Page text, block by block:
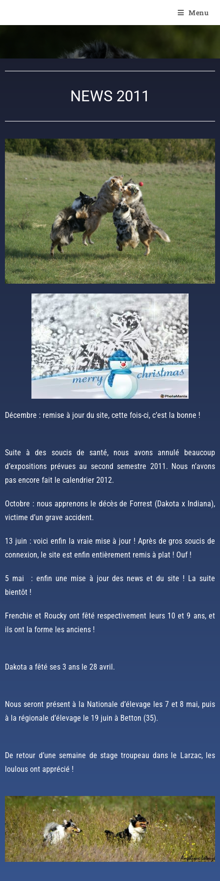
Menu
NEWS 2011
Décembre : remise à jour du site, cette fois-ci, c’est la bonne !
Suite à des soucis de santé, nous avons annulé beaucoup
d’expositions prévues au second semestre 2011. Nous n’avons
pas encore fait le calendrier 2012.
Octobre : nous apprenons le décès de Forrest (Dakota x Indiana),
victime d’un grave accident.
13 juin : voici enfin la vraie mise à jour ! Après de gros soucis de
connexion, le site est enfin entièrement remis à plat ! Ouf !
5 mai : enfin une mise à jour des news et du site ! La suite
bientôt !
Frenchie et Roucky ont fêté respectivement leurs 10 et 9 ans, et
ils ont la forme les anciens !
Dakota a fêté ses 3 ans le 28 avril.
Nous seront présent à la Nationale d’élevage les 7 et 8 mai, puis
à la régionale d’élevage le 19 juin à Betton (35).
De retour d’une semaine de stage troupeau dans le Larzac, les
loulous ont apprécié !